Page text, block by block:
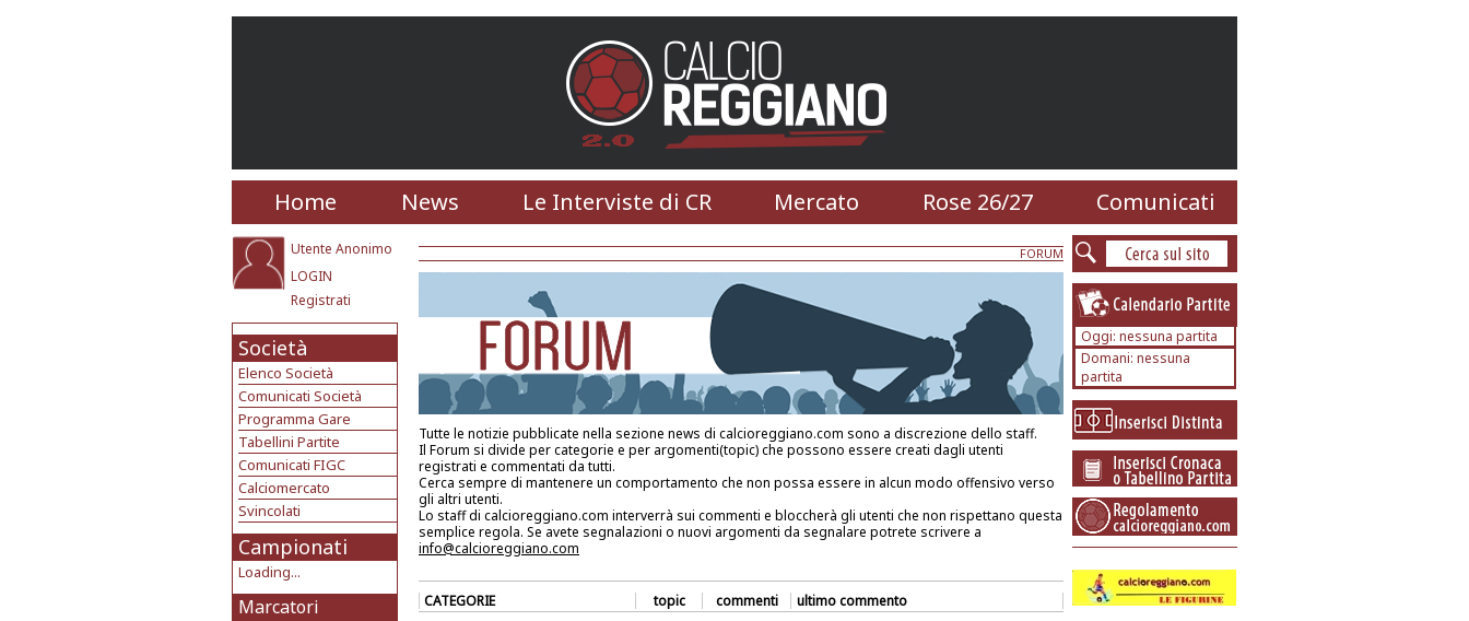
Home News Le Interviste di CR Mercato Rose 26/27 Comunicati
Utente Anonimo
LOGIN
Registrati
Società
Elenco Società
Comunicati Società
Programma Gare
Tabellini Partite
Comunicati FIGC
Calciomercato
Svincolati
Campionati
Loading...
Marcatori
FORUM
Tutte le notizie pubblicate nella sezione news di calcioreggiano.com sono a discrezione dello staff.
Il Forum si divide per categorie e per argomenti(topic) che possono essere creati dagli utenti
registrati e commentati da tutti.
Cerca sempre di mantenere un comportamento che non possa essere in alcun modo offensivo verso
gli altri utenti.
Lo staff di calcioreggiano.com interverrà sui commenti e bloccherà gli utenti che non rispettano questa
semplice regola. Se avete segnalazioni o nuovi argomenti da segnalare potrete scrivere a
info@calcioreggiano.com
CATEGORIE topic commenti
ultimo commento
Oggi: nessuna partita
Domani: nessuna
partita